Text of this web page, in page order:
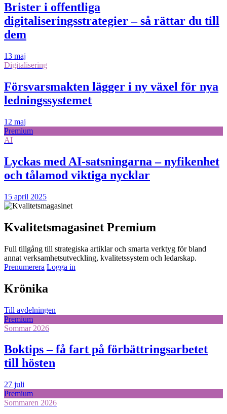
Brister i offentliga
digitaliseringsstrategier – så rättar du till
dem
13 maj
Digitalisering
Försvarsmakten lägger i ny växel för nya
ledningssystemet
12 maj
Premium
AI
Lyckas med AI-satsningarna – nyfikenhet
och tålamod viktiga nycklar
15 april 2025
Kvalitetsmagasinet Premium
Full tillgång till strategiska artiklar och smarta verktyg för bland
annat verksamhetsutveckling, kvalitetssystem och ledarskap.
Prenumerera Logga in
Krönika
Till avdelningen
Premium
Sommar 2026
Boktips – få fart på förbättringsarbetet
till hösten
27 juli
Premium
Sommaren 2026